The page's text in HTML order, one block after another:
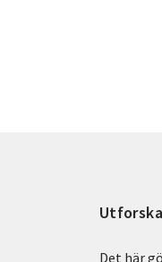
Utforska
Det här